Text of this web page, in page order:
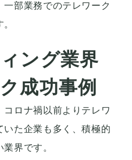
部業務でのテレワーク
ング業界
成功事例
コロナ禍以前よりテレワ
いた企業も多く、積極的
界です。